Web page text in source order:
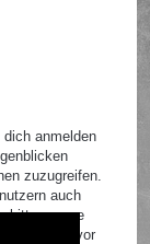
anmelden
zuzugreifen.
auch
bitte unsere
bevor